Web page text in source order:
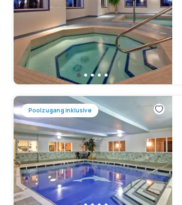
Poolzugang inklusive